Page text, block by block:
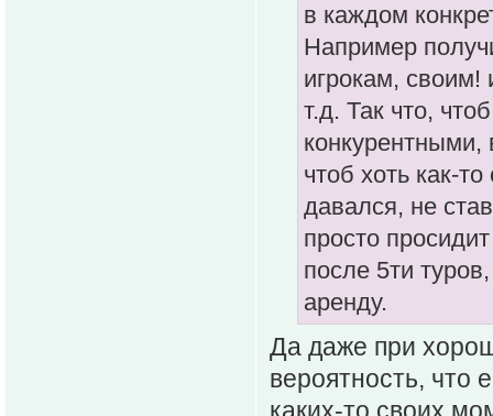
в каждом
Например
игрокам, своим!
т.д. Так что,
конкурентными,
чтоб хоть как-
давался, не
просто
после 5ти
аренду.
Да даже при
вероятность, что